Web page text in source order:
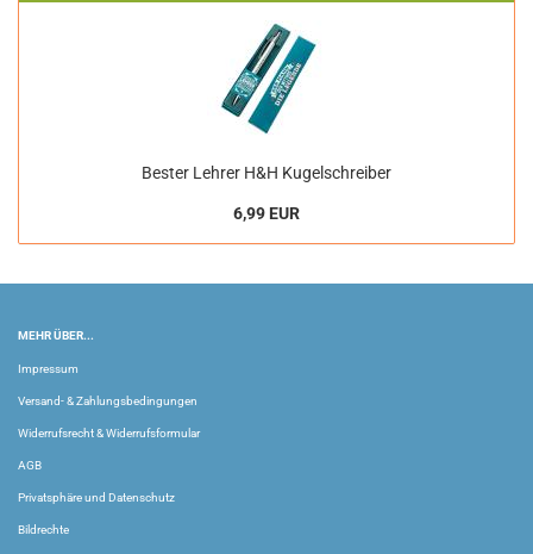
Bester Lehrer H&H Kugelschreiber
6,99 EUR
MEHR ÜBER...
Impressum
Versand- & Zahlungsbedingungen
Widerrufsrecht & Widerrufsformular
AGB
Privatsphäre und Datenschutz
Bildrechte